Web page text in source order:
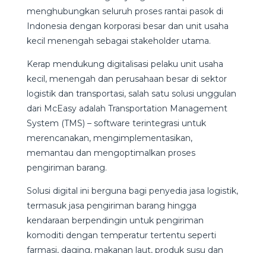
menghubungkan seluruh proses rantai pasok di
Indonesia dengan korporasi besar dan unit usaha
kecil menengah sebagai stakeholder utama.
Kerap mendukung digitalisasi pelaku unit usaha
kecil, menengah dan perusahaan besar di sektor
logistik dan transportasi, salah satu solusi unggulan
dari McEasy adalah Transportation Management
System (TMS) – software terintegrasi untuk
merencanakan, mengimplementasikan,
memantau dan mengoptimalkan proses
pengiriman barang.
Solusi digital ini berguna bagi penyedia jasa logistik,
termasuk jasa pengiriman barang hingga
kendaraan berpendingin untuk pengiriman
komoditi dengan temperatur tertentu seperti
farmasi, daging, makanan laut, produk susu dan